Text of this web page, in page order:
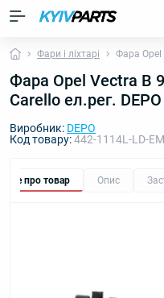
Фари і ліхтарі Фара Opel
Фара Opel Vectra B
Carello ел.рег.
Виробник: DEPO
Код товару:442-1114L-LD-
Все про товар Опис